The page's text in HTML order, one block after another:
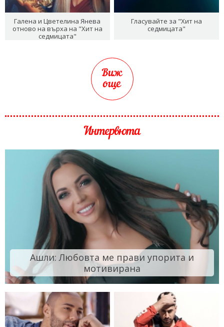
Галена и Цветелина Янева
отново на върха на "Хит на
седмицата"
Гласувайте за "Хит на
седмицата"
Виж
още
Интервюта
Ашли: Любовта ме прави упорита и
мотивирана